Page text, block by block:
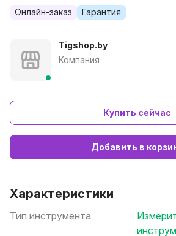
Онлайн-заказ Гарантия
Tigshop.by
Компания
Купить сейчас
Добавить в
Характеристики
Тип инструмента